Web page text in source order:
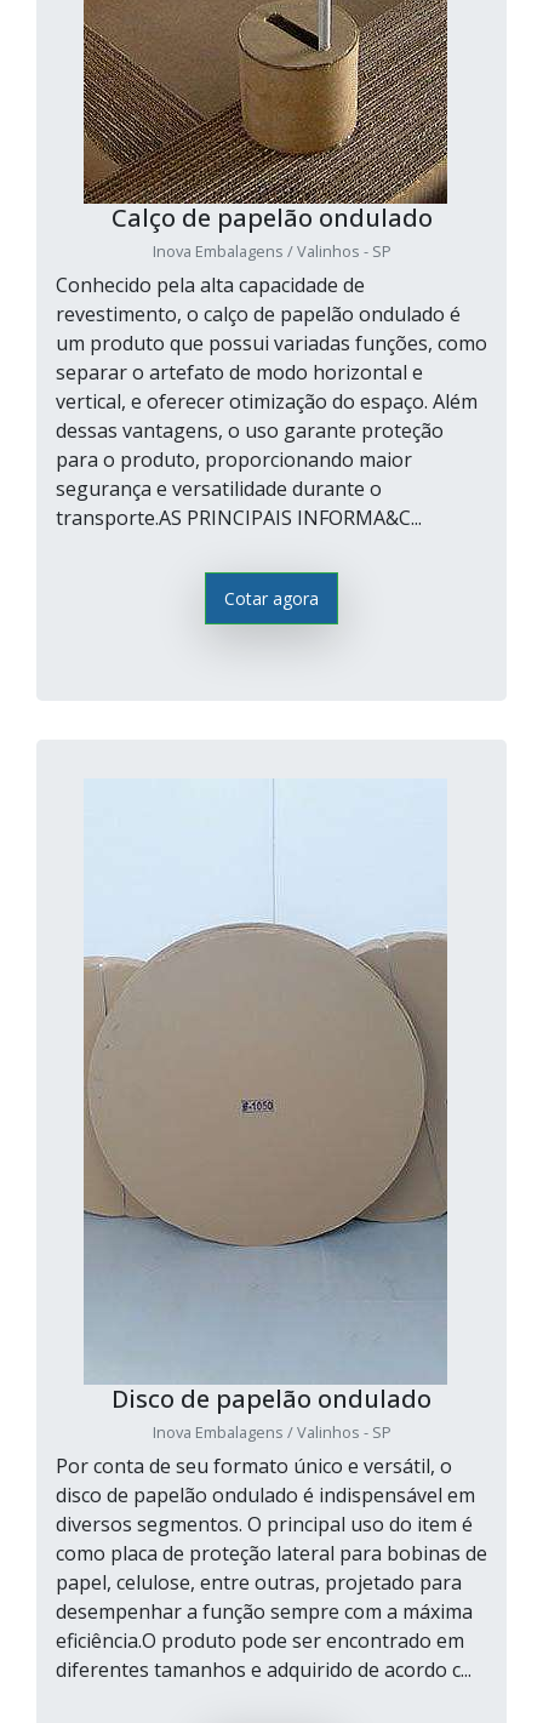
Calço de papelão ondulado
Inova Embalagens / Valinhos - SP
Conhecido pela alta capacidade de
revestimento, o calço de papelão ondulado é
um produto que possui variadas funções, como
separar o artefato de modo horizontal e
vertical, e oferecer otimização do espaço. Além
dessas vantagens, o uso garante proteção
para o produto, proporcionando maior
segurança e versatilidade durante o
transporte.AS PRINCIPAIS INFORMA&C...
Cotar agora
Disco de papelão ondulado
Inova Embalagens / Valinhos - SP
Por conta de seu formato único e versátil, o
disco de papelão ondulado é indispensável em
diversos segmentos. O principal uso do item é
como placa de proteção lateral para bobinas de
papel, celulose, entre outras, projetado para
desempenhar a função sempre com a máxima
eficiência.O produto pode ser encontrado em
diferentes tamanhos e adquirido de acordo c...